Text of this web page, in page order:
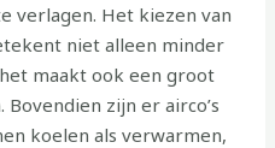
verlagen. Het kiezen van
niet alleen minder
maakt ook een groot
zijn er airco’s
koelen als verwarmen,